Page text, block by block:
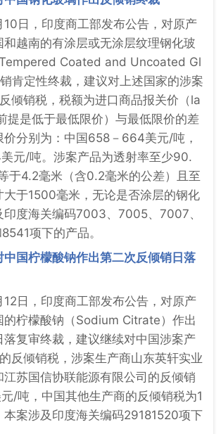
日，印度商工部发布公告，对原产
越南的有涂层或无涂层纹理钢化玻
Coated and Uncoated Gl
肯定性终裁，建议对上述国家的涉案
倾销税，税额为进口商品报关价（la
提是低于最低限价）与最低限价的差
价分别为：中国658－664美元/吨，
元/吨。涉案产品为透射率至少90.
于4.2毫米（含0.2毫米的公差）且至
大于1500毫米，无论是否涂层的钢化
印度海关编码7003、7005、7007、
项下的产品。
中国柠檬酸钠作出第二次反倾销日落
日，印度商工部发布公告，对原产
的柠檬酸钠（Sodium Citrate）作出
落复审终裁，建议继续对中国涉案产
反倾销税，涉案生产商山东英轩实业
江苏国信协联能源有限公司的反倾销
/吨，中国其他生产商的反倾销税为1
案涉及印度海关编码29181520项下